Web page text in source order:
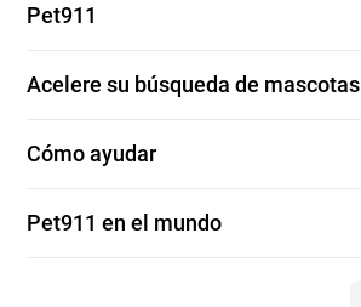
Pet911
Acelere su búsqueda de mascotas
Cómo ayudar
Pet911 en el mundo